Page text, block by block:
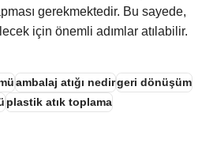
gerekmektedir. Bu sayede,
için önemli adımlar atılabilir.
ambalaj atığı nedirgeri dönüşüm
plastik atık toplama